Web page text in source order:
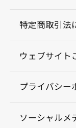
特定商取引法
ウェブサイト
プライバシー
ソーシャルメ